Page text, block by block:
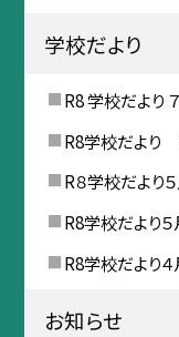
学校だより
R8 学校だより
R8学校だより
R８学校だより
R8学校だより５
R8学校だより
お知らせ